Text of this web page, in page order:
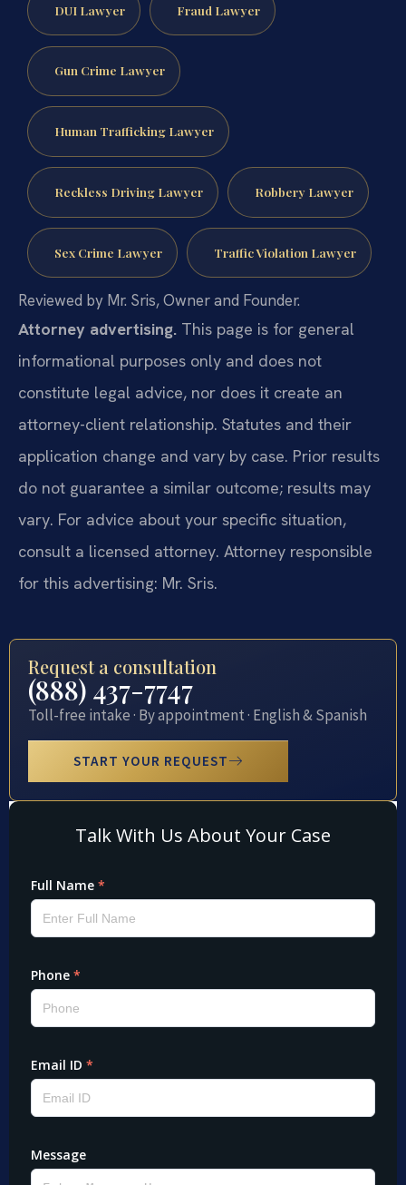
DUI Lawyer Fraud Lawyer
Gun Crime Lawyer
Human Trafficking Lawyer
Reckless Driving Lawyer Robbery Lawyer
Sex Crime Lawyer Traffic Violation Lawyer
Reviewed by Mr. Sris, Owner and Founder.
Attorney advertising. This page is for general
informational purposes only and does not
constitute legal advice, nor does it create an
attorney-client relationship. Statutes and their
application change and vary by case. Prior results
do not guarantee a similar outcome; results may
vary. For advice about your specific situation,
consult a licensed attorney. Attorney responsible
for this advertising: Mr. Sris.
Request a consultation
(888) 437-7747
Toll-free intake · By appointment · English & Spanish
START YOUR REQUEST